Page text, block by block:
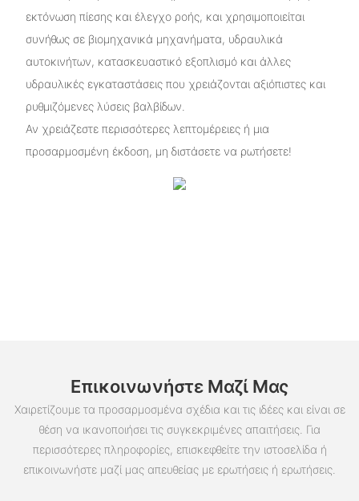
εκτόνωση πίεσης και έλεγχο ροής, και χρησιμοποιείται
συνήθως σε βιομηχανικά μηχανήματα, υδραυλικά
αυτοκινήτων, κατασκευαστικό εξοπλισμό και άλλες
υδραυλικές εγκαταστάσεις που χρειάζονται αξιόπιστες και
ρυθμιζόμενες λύσεις βαλβίδων.
Αν χρειάζεστε περισσότερες λεπτομέρειες ή μια
προσαρμοσμένη έκδοση, μη διστάσετε να ρωτήσετε!
Επικοινωνήστε Μαζί Μας
Χαιρετίζουμε τα προσαρμοσμένα σχέδια και τις ιδέες και είναι σε
θέση να ικανοποιήσει τις συγκεκριμένες απαιτήσεις. Για
περισσότερες πληροφορίες, επισκεφθείτε την ιστοσελίδα ή
επικοινωνήστε μαζί μας απευθείας με ερωτήσεις ή ερωτήσεις.